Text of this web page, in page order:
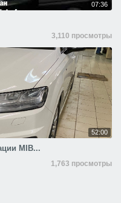
07:36
3,110 просмотры
52:00
MIB...
1,763 просмотры